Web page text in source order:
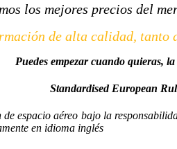
los mejores precios del
de alta calidad, tanto
Puedes empezar cuando quieras,
Standardised European
espacio aéreo bajo la
en idioma inglés